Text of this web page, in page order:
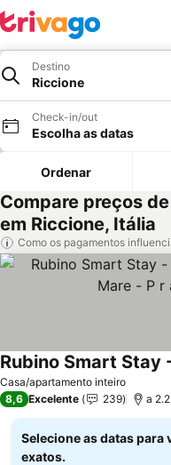
Destino
Riccione
Check-in/out
Escolha as datas
Ordenar
Compare preços
em Riccione, Itália
Como os pagamentos
Casa/apartamento inteiro
8,6 Excelente 239 a
Selecione as datas para
exatos.